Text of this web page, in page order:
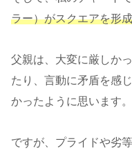
ラー）がスクエアを形成
父親は、大変に厳しか
たり、言動に矛盾を感
かったように思います。
ですが、プライドや劣